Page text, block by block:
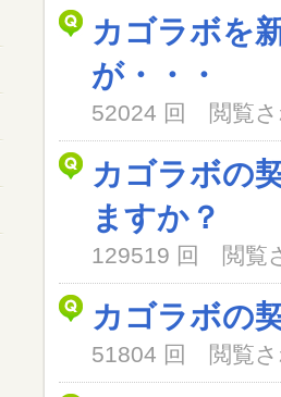
カゴラボを
が・・・
52024 回 閲覧
カゴラボの
ますか？
129519 回 閲覧
カゴラボの
51804 回 閲覧